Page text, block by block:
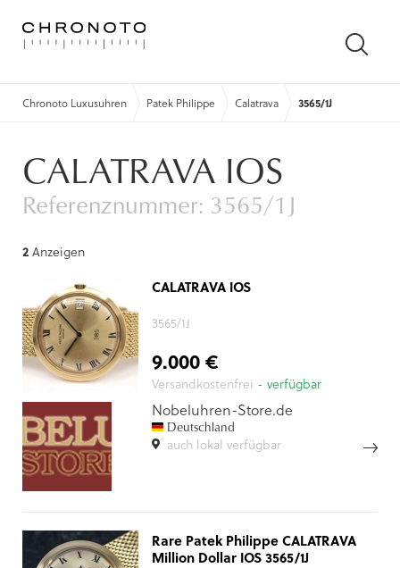
Chronoto Luxusuhren Patek Philippe Calatrava 3565/1J
CALATRAVA IOS
Referenznummer: 3565/1J
2Anzeigen
CALATRAVA IOS
3565/1J
9.000 €
Versandkostenfrei - verfügbar
Nobeluhren-Store.de
Deutschland
auch lokal verfügbar
Rare Patek Philippe CALATRAVA
Million Dollar IOS 3565/1J